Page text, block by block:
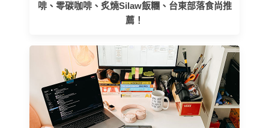
啡、零碳咖啡、炙燒Silaw飯糰、台東部落食尚推
薦！